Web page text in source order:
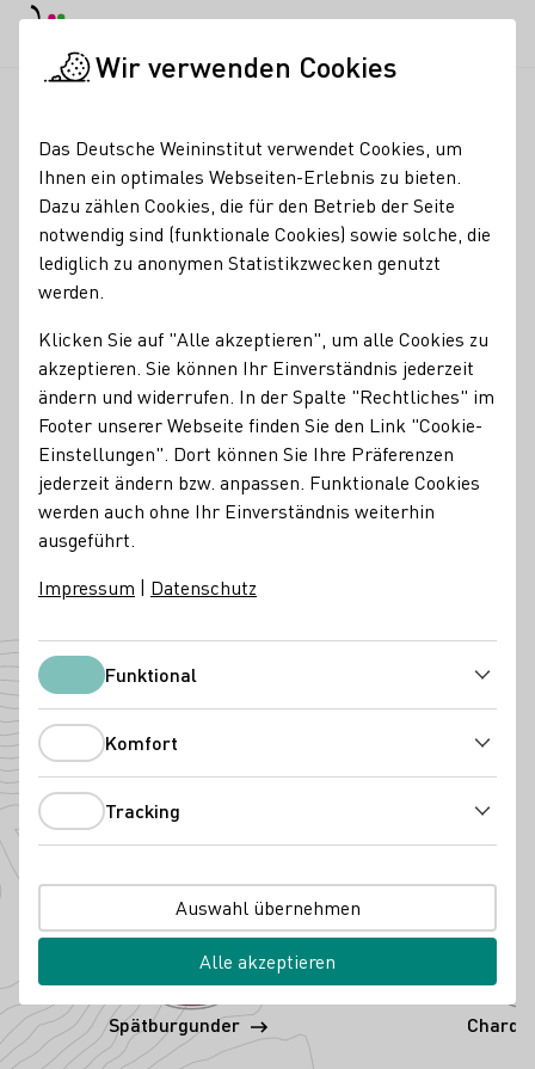
Reichsrat von Buhl
Perlwein / Secco
Mitgliedschaften
VDP - Verband Deutscher Prädikats- und Qualitätsweingüter
Kontakt
Reichsrat von Buhl
67146 Deidesheim Weinstr. 16-24 Pfalz Deutschland
Angebaute Rebsorten
Spätburgunder
Wir verwenden Cookies
Das Deutsche Weininstitut verwendet Cookies, um
Ihnen ein optimales Webseiten-Erlebnis zu bieten.
Dazu zählen Cookies, die für den Betrieb der Seite
notwendig sind (funktionale Cookies) sowie solche, die
lediglich zu anonymen Statistikzwecken genutzt
werden.
Klicken Sie auf "Alle akzeptieren", um alle Cookies zu
akzeptieren. Sie können Ihr Einverständnis jederzeit
ändern und widerrufen. In der Spalte "Rechtliches" im
Footer unserer Webseite finden Sie den Link "Cookie-
Einstellungen". Dort können Sie Ihre Präferenzen
jederzeit ändern bzw. anpassen. Funktionale Cookies
werden auch ohne Ihr Einverständnis weiterhin
ausgeführt.
Impressum | Datenschutz
FunktionalFunktional
Komfort
Tracking
Auswahl übernehmen
Alle akzeptieren